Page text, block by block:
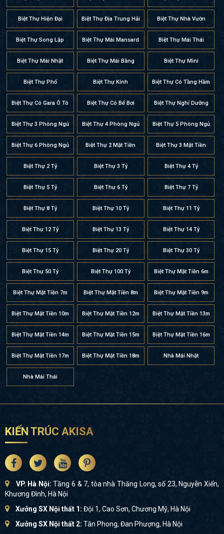
Biệt Thự Hiện Đại Biệt Thự Địa Trung Hải Biệt Thự Nhà Vườn
Biệt Thự Song Lập Biệt Thự Mái Mansard Biệt Thự Mái Thái
Biệt Thự Mái Nhật Biệt Thự Mái Bằng Biệt Thự Mini
Biệt Thự Phố Biệt Thự Kính Biệt Thự Có Tầng Hầm
Biệt Thự Có Gara Ô Tô Biệt Thự Có Bể Bơi Biệt Thự Nghỉ Dưỡng
Biệt Thự 3 Phòng Ngủ Biệt Thự 4 Phòng Ngủ Biệt Thự 5 Phòng Ngủ
Biệt Thự 6 Phòng Ngủ Biệt Thự 2 Mặt Tiền Biệt Thự 3 Mặt Tiền
Biệt Thự 2 Tỷ Biệt Thự 3 Tỷ Biệt Thự 4 Tỷ
Biệt Thự 5 Tỷ Biệt Thự 6 Tỷ Biệt Thự 7 Tỷ
Biệt Thự 8 Tỷ Biệt Thự 10 Tỷ Biệt Thự 11 Tỷ
Biệt Thự 12 Tỷ Biệt Thự 13 Tỷ Biệt Thự 14 Tỷ
Biệt Thự 15 Tỷ Biệt Thự 20 Tỷ Biệt Thự 30 Tỷ
Biệt Thự 50 Tỷ Biệt Thự 100 Tỷ Biệt Thự Mặt Tiền 6m
Biệt Thự Mặt Tiền 7m Biệt Thự Mặt Tiền 8m Biệt Thự Mặt Tiền 9m
Biệt Thự Mặt Tiền 10m Biệt Thự Mặt Tiền 12m Biệt Thự Mặt Tiền 13m
Biệt Thự Mặt Tiền 14m Biệt Thự Mặt Tiền 15m Biệt Thự Mặt Tiền 16m
Biệt Thự Mặt Tiền 17m Biệt Thự Mặt Tiền 18m Nhà Mái Nhật
Nhà Mái Thái
KIẾN TRÚC AKISA
VP. Hà Nội:Tầng 6 & 7, tòa nhà Thăng Long, số 23, Nguyễn Xiển,
Khương Đình, Hà Nội
Xưởng SX Nội thất 1: Đội 1, Cao Sơn, Chương Mỹ, Hà Nội
Xưởng SX Nội thất 2: Tân Phong, Đan Phượng, Hà Nội